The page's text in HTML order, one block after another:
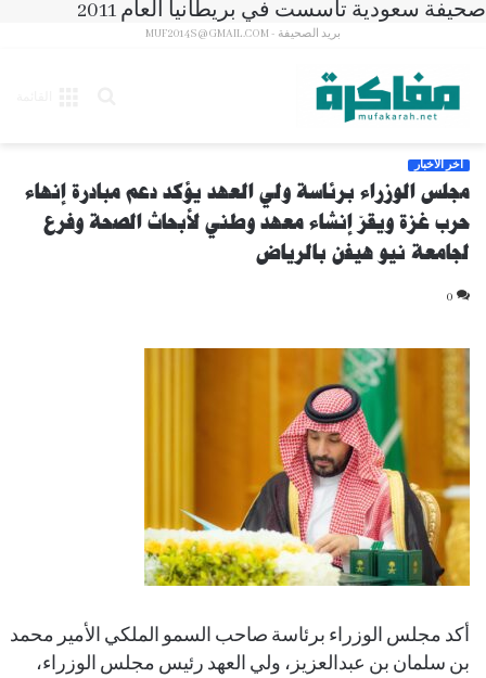
صحيفة سعودية تأسست في بريطانيا العام 2011
بريد الصحيفة - MUF2014S@GMAIL.COM
آخر الأخبار
مجلس الوزراء برئاسة ولي العهد يؤكد دعم مبادرة إنهاء
حرب غزة ويقرّ إنشاء معهد وطني لأبحاث الصحة وفرع
لجامعة نيو هيفن بالرياض
0
أكد مجلس الوزراء برئاسة صاحب السمو الملكي الأمير محمد
بن سلمان بن عبدالعزيز، ولي العهد رئيس مجلس الوزراء،